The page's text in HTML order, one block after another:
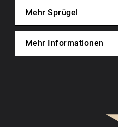
Mehr Sprügel
Mehr Informationen